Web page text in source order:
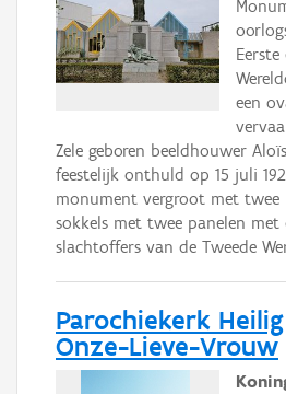
Eerste
een
Zele geboren beeldhouwer
feestelijk onthuld op 15 juli
monument vergroot met twee
sokkels met twee panelen met
slachtoffers van de Tweede
Parochiekerk
Onze-Lieve-Vrouw